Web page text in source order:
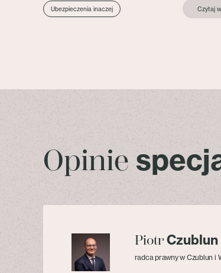
Ubezpieczenia inaczej Czytaj
Opinie
PiotrCzublun
radca prawny w Czublun i